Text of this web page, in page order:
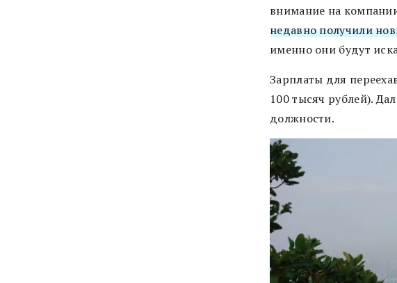
внимание на
недавно получили
именно они будут
Зарплаты для
100 тысяч рублей).
должности.